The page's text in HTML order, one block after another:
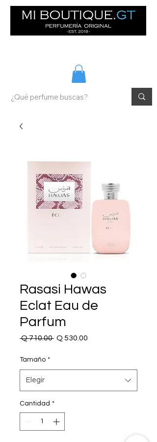
Rasasi Hawas
Eclat Eau de
Parfum
Q 710.00 Precio
Q 530.00
Tamaño *
Elegir
Cantidad *